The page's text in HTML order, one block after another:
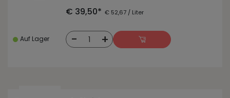
€ 39,50* € 52,67 / Liter
Auf Lager - 1 +